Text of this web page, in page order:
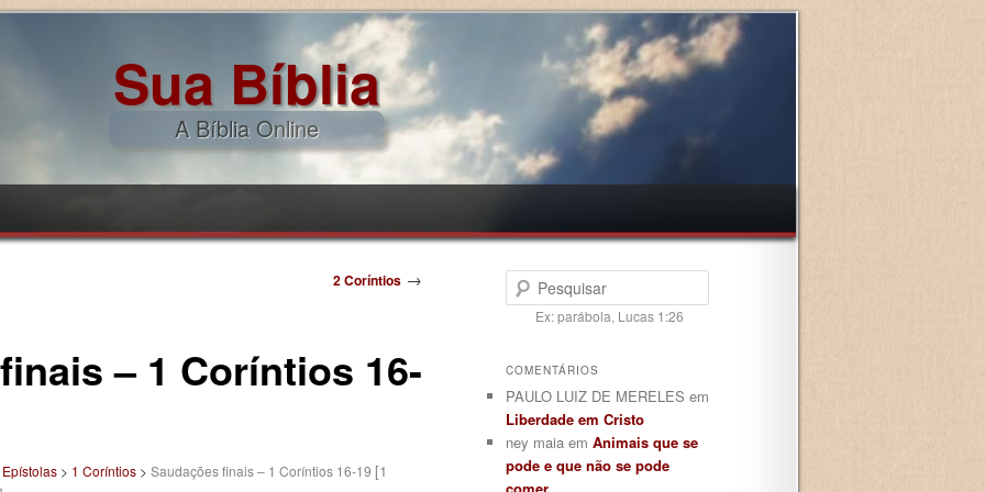
Sua Bíblia
A Bíblia Online
2 Coríntios →
– 1 Coríntios 16-
Epístolas > 1 Coríntios > Saudações finais – 1 Coríntios 16-19 [1
Pesquisar
Ex: parábola, Lucas 1:26
COMENTÁRIOS
PAULO LUIZ DE MERELES em
Liberdade em Cristo
ney maia em Animais que se
pode e que não se pode
comer